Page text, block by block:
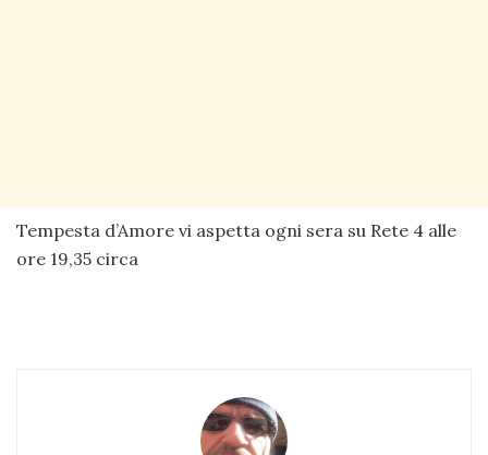
Tempesta d’Amore vi aspetta ogni sera su Rete 4 alle
ore 19,35 circa